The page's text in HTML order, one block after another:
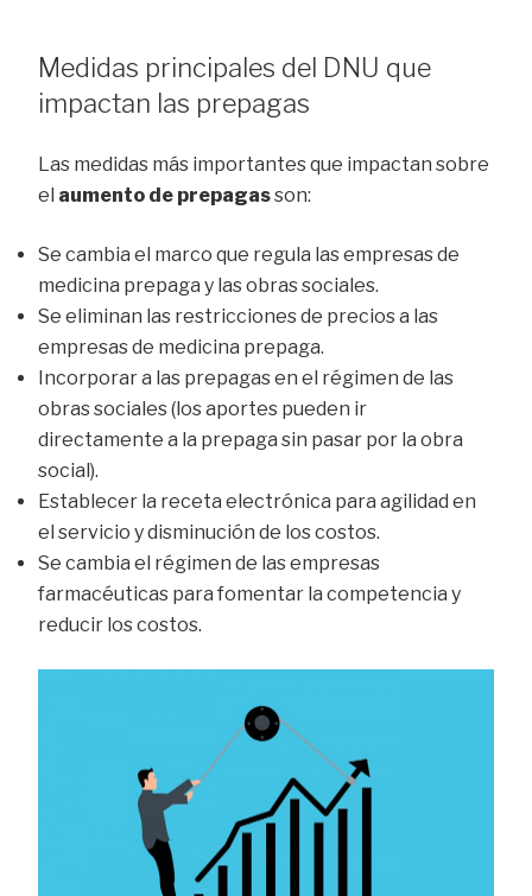
Medidas principales del DNU que
impactan las prepagas
Las medidas más importantes que impactan sobre
el aumento de prepagasson:
Se cambia el marco que regula las empresas de
medicina prepaga y las obras sociales.
Se eliminan las restricciones de precios a las
empresas de medicina prepaga.
Incorporar a las prepagas en el régimen de las
obras sociales (los aportes pueden ir
directamente a la prepaga sin pasar por la obra
social).
Establecer la receta electrónica para agilidad en
el servicio y disminución de los costos.
Se cambia el régimen de las empresas
farmacéuticas para fomentar la competencia y
reducir los costos.